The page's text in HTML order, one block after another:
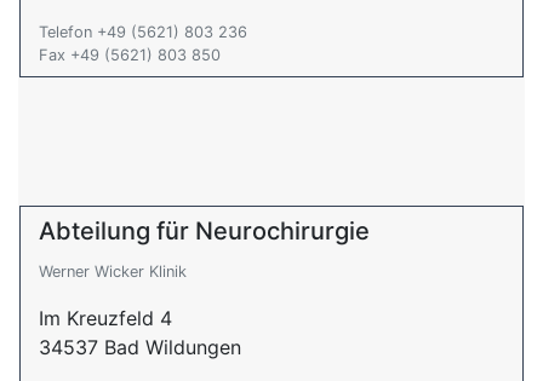
Telefon +49 (5621) 803 236
Fax +49 (5621) 803 850
Abteilung für Neurochirurgie
Werner Wicker Klinik
Im Kreuzfeld 4
34537 Bad Wildungen